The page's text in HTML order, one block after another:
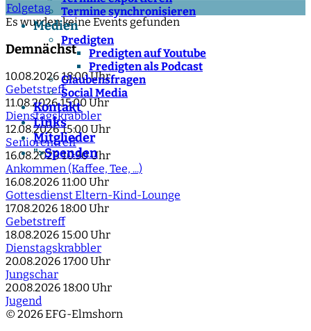
Termine synchronisieren
Medien
Predigten
Predigten auf Youtube
Predigten als Podcast
Glaubensfragen
Social Media
Kontakt
Links
Mitglieder
">Spenden
Folgetag
Es wurden keine Events gefunden
Demnächst
10.08.2026 18:00 Uhr
Gebetstreff
11.08.2026 15:00 Uhr
Dienstagskrabbler
12.08.2026 15:00 Uhr
Seniorentreff
16.08.2026 10:30 Uhr
Ankommen (Kaffee, Tee, ...)
16.08.2026 11:00 Uhr
Gottesdienst Eltern-Kind-Lounge
17.08.2026 18:00 Uhr
Gebetstreff
18.08.2026 15:00 Uhr
Dienstagskrabbler
20.08.2026 17:00 Uhr
Jungschar
20.08.2026 18:00 Uhr
Jugend
© 2026 EFG-Elmshorn